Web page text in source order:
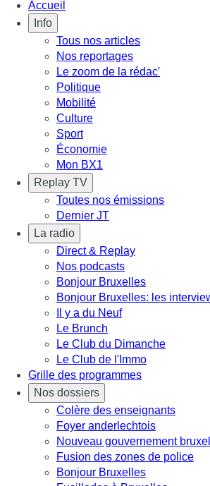
Accueil
Info
Tous nos articles
Nos reportages
Le zoom de la rédac'
Politique
Mobilité
Culture
Sport
Économie
Mon BX1
Replay TV
Toutes nos émissions
Dernier JT
La radio
Direct & Replay
Nos podcasts
Bonjour Bruxelles
Bonjour Bruxelles: les
Il y a du Neuf
Le Brunch
Le Club du Dimanche
Le Club de l'Immo
Grille des programmes
Nos dossiers
Colère des enseignants
Foyer anderlechtois
Nouveau gouvernement
Fusion des zones de police
Bonjour Bruxelles